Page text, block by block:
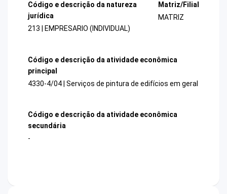
Código e descrição da natureza
jurídica
213 | EMPRESARIO (INDIVIDUAL)
Matriz/Filial
MATRIZ
Código e descrição da atividade econômica
principal
4330-4/04 | Serviços de pintura de edifícios em geral
Código e descrição da atividade econômica
secundária
-